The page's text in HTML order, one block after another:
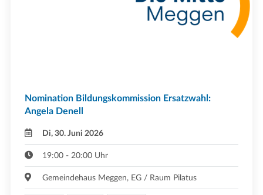
Nomination Bildungskommission Ersatzwahl:
Angela Denell
Di, 30. Juni 2026
19:00 - 20:00 Uhr
Gemeindehaus Meggen, EG / Raum Pilatus